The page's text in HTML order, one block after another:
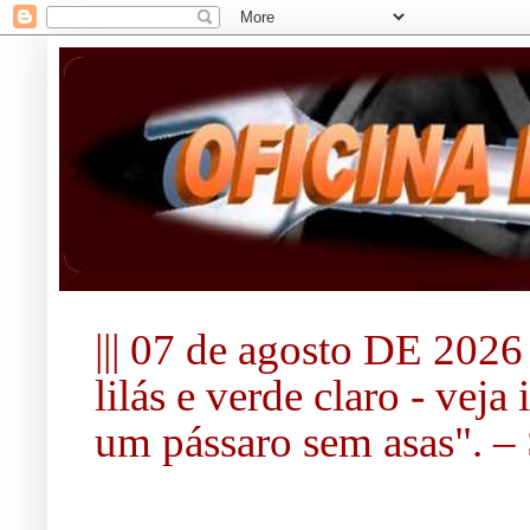
||| 07 de agosto DE
lilás e verde claro - veja
um pássaro sem asas".